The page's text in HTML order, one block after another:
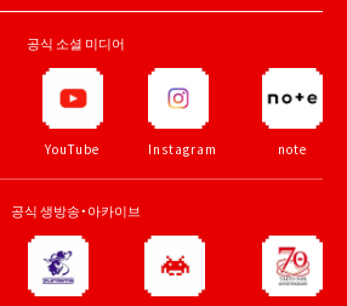
공식 소셜 미디어
YouTube Instagram note
공식 생방송・아카이브